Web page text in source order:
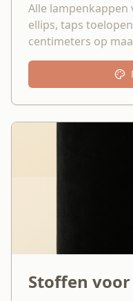
Alle lampenkappen
ellips, taps
centimeters op
Stoffen